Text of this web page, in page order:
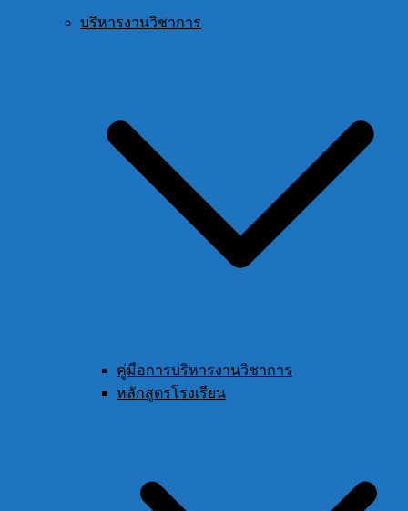
บริหารงานวิชาการ
คู่มือการบริหารงานวิชาการ
หลักสูตรโรงเรียน